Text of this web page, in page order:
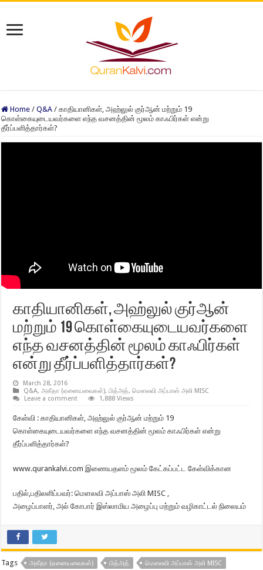
Home / Q&A / காதியானிகள், அஹ்லுல் குர்ஆன் மற்றும் 19
கொள்கையுடையவர்களை எந்த வசனத்தின் மூலம் காஃபிர்கள் என்று
தீர்ப்பளித்தார்கள்?
காதியானிகள், அஹ்லுல் குர்ஆன்
மற்றும் 19 கொள்கையுடையவர்களை
எந்த வசனத்தின் மூலம் காஃபிர்கள்
என்று தீர்ப்பளித்தார்கள்?
March 28, 2016
Q&A,அகீதா (ஏனையவைகள்),பித்அத்,மௌலவி அப்பாஸ் அலி MISC
Leave a comment
1,888 Views
கேள்வி : காதியானிகள், அஹ்லுல் குர்ஆன் மற்றும் 19
கொள்கையுடையவர்களை எந்த வசனத்தின் மூலம் காஃபிர்கள் என்று
தீர்ப்பளித்தார்கள்?
www.qurankalvi.com இணையதளம் மூலம் கேட்கப்பட்ட கேள்விக்கான
பதில்,பதிலளிப்பவர்: மௌலவி அப்பாஸ் அலி MISC ,
அழைப்பாளர், அல் கோபார் இஸ்லாமிய அழைப்பு மற்றும் வழிகாட்டல் நிலையம்
Tags அகீதா (ஏனையவைகள்) பித்அத் மௌலவி அப்பாஸ் அலி MISC